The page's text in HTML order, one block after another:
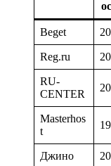
Beget
Reg.ru
RU-
CENTER
Masterhos
t
Джино